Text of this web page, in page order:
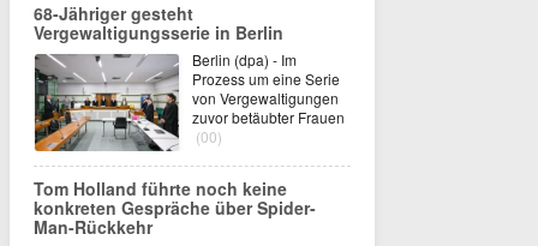
68-Jähriger gesteht
Vergewaltigungsserie in Berlin
Berlin (dpa) - Im
Prozess um eine Serie
von Vergewaltigungen
zuvor betäubter Frauen
(00)
Tom Holland führte noch keine
konkreten Gespräche über Spider-
Man-Rückkehr